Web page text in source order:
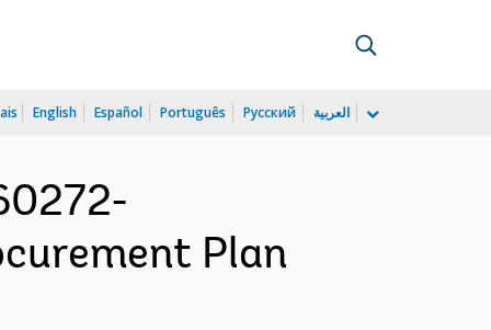
English Español Português Русский العربية
Plan